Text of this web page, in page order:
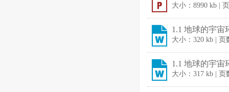
大小：8990 kb |
1.1 地球的宇宙
大小：320 kb |
1.1 地球的宇宙
大小：317 kb |